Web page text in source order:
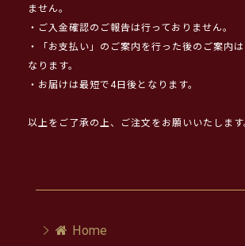
ません。
・ご入金確認のご報告は行っておりません。
・「お支払い」のご案内を行った後のご案内
なります。
・お届けは最短で4日後となります。
以上をご了承の上、ご注文をお願いいたします
Home